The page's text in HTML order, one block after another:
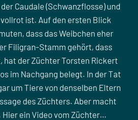
Caudale (Schwanzflosse) und
ist. Auf den ersten Blick
dass das Weibchen eher
Filigran-Stamm gehört, dass
hat der Züchter Torsten Rickert
im Nachgang belegt. In der Tat
um Tiere von denselben Eltern
des Züchters. Aber macht
ein Video vom Züchter…